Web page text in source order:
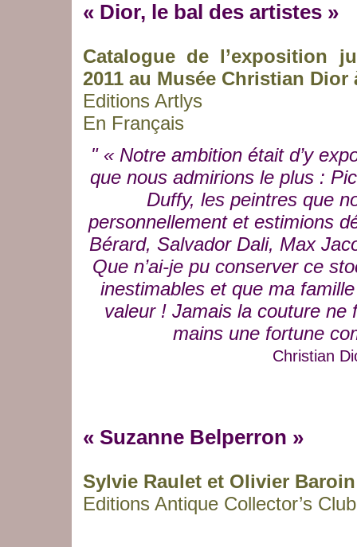
« Dior, le bal des artistes »
Catalogue de l’exposition
2011 au Musée Christian Dior
Editions Artlys
En Français
" « Notre ambition était d’y
que nous admirions le plus :
Duffy, les peintres que
personnellement et estimions
Bérard, Salvador Dali, Max
Que n’ai-je pu conserver ce
inestimables et que ma
valeur ! Jamais la couture ne
mains une fortune
Christian
« Suzanne Belperron »
Sylvie Raulet et Olivier Baroin
Editions Antique Collector’s Club